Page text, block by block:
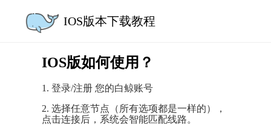
IOS版本下载教程
IOS版如何使用？
1. 登录/注册 您的白鲸账号
2. 选择任意节点（所有选项都是一样的），
点击连接后，系统会智能匹配线路。